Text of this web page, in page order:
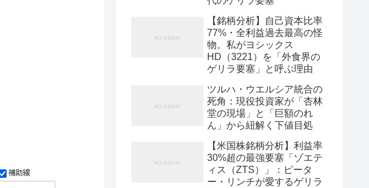
【銘柄分析】自己資本比率
77%・全利益過去最高の怪
物。私がヨシックス
HD（3221）を「外食界の
ゲリラ要塞」と呼ぶ理由
ツルハ・ウエルシア統合の
死角：現役投資家が「杏林
堂の現場」と「巨額のれ
ん」から紐解く下値目処
【米国株銘柄分析】利益率
30%超の最強要塞「ゾエテ
ィス（ZTS）」：ピータ
ー・リンチが愛するゲリラ